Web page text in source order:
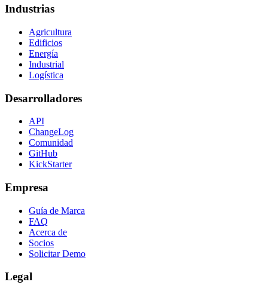
Industrias
Agricultura
Edificios
Energía
Industrial
Logística
Desarrolladores
API
ChangeLog
Comunidad
GitHub
KickStarter
Empresa
Guía de Marca
FAQ
Acerca de
Socios
Solicitar Demo
Legal